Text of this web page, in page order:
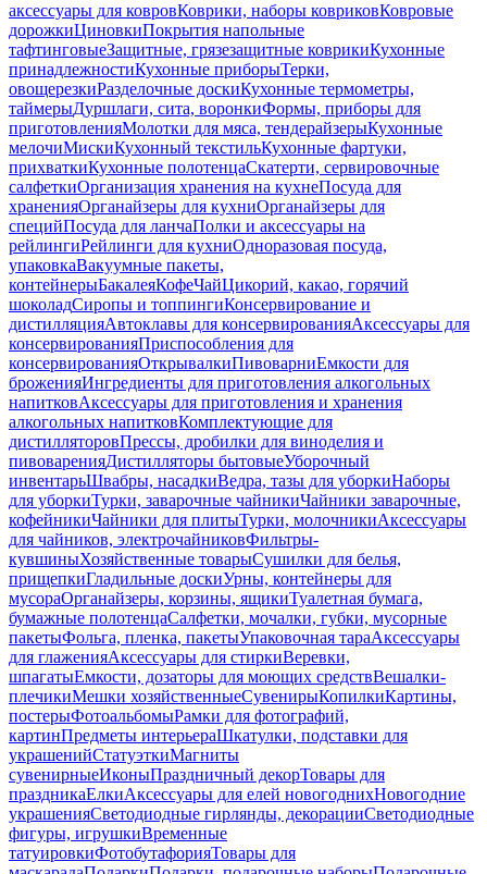
аксессуары для ковровКоврики, наборы ковриковКовровые
дорожкиЦиновкиПокрытия напольные
тафтинговыеЗащитные, грязезащитные коврикиКухонные
принадлежностиКухонные приборыТерки,
овощерезкиРазделочные доскиКухонные термометры,
таймерыДуршлаги, сита, воронкиФормы, приборы для
приготовленияМолотки для мяса, тендерайзерыКухонные
мелочиМискиКухонный текстильКухонные фартуки,
прихваткиКухонные полотенцаСкатерти, сервировочные
салфеткиОрганизация хранения на кухнеПосуда для
храненияОрганайзеры для кухниОрганайзеры для
специйПосуда для ланчаПолки и аксессуары на
рейлингиРейлинги для кухниОдноразовая посуда,
упаковкаВакуумные пакеты,
контейнерыБакалеяКофеЧайЦикорий, какао, горячий
шоколадСиропы и топпингиКонсервирование и
дистилляцияАвтоклавы для консервированияАксессуары для
консервированияПриспособления для
консервированияОткрывалкиПивоварниЕмкости для
броженияИнгредиенты для приготовления алкогольных
напитковАксессуары для приготовления и хранения
алкогольных напитковКомплектующие для
дистилляторовПрессы, дробилки для виноделия и
пивоваренияДистилляторы бытовыеУборочный
инвентарьШвабры, насадкиВедра, тазы для уборкиНаборы
для уборкиТурки, заварочные чайникиЧайники заварочные,
кофейникиЧайники для плитыТурки, молочникиАксессуары
для чайников, электрочайниковФильтры-
кувшиныХозяйственные товарыСушилки для белья,
прищепкиГладильные доскиУрны, контейнеры для
мусораОрганайзеры, корзины, ящикиТуалетная бумага,
бумажные полотенцаСалфетки, мочалки, губки, мусорные
пакетыФольга, пленка, пакетыУпаковочная тараАксессуары
для глаженияАксессуары для стиркиВеревки,
шпагатыЕмкости, дозаторы для моющих средствВешалки-
плечикиМешки хозяйственныеСувенирыКопилкиКартины,
постерыФотоальбомыРамки для фотографий,
картинПредметы интерьераШкатулки, подставки для
украшенийСтатуэткиМагниты
сувенирныеИконыПраздничный декорТовары для
праздникаЕлкиАксессуары для елей новогоднихНовогодние
украшенияСветодиодные гирлянды, декорацииСветодиодные
фигуры, игрушкиВременные
татуировкиФотобутафорияТовары для